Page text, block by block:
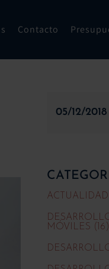
Contacto
05/12/2018
MÓVILES (16)